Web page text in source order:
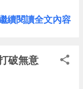
間達到平衡。
續閱讀全文內容
破無意